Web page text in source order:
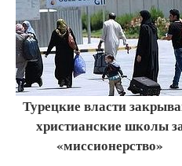
Турецкие власти
христианские школы
«миссионерство»